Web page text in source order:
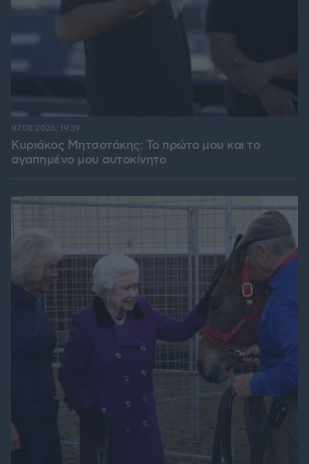
Κυριάκος Μητσοτάκης: Το πρώτο μου και το
αγαπημένο μου αυτοκίνητο
07.08.2026, 19:39